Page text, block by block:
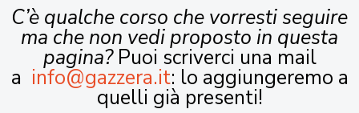
C’è qualche corso che vorresti seguire
ma che non vedi proposto in questa
pagina?Puoi scriverci una mail
a info@gazzera.it: lo aggiungeremo a
quelli già presenti!